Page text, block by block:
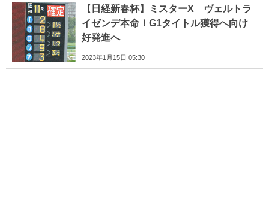
【日経新春杯】ミスターX ヴェルトラ
イゼンデ本命！G1タイトル獲得へ向け
好発進へ
2023年1月15日 05:30